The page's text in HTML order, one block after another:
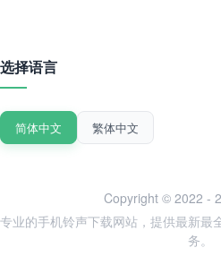
选择语言
简体中文 繁体中文
Copyright © 2022 -
专业的手机铃声下载网站，提供最新最
务。